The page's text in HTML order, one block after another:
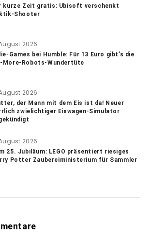
kurze Zeit gratis: Ubisoft verschenkt
Shooter
2026
Games bei Humble: Für 13 Euro gibt’s die
More-Robots-Wundertüte
2026
der Mann mit dem Eis ist da! Neuer
zwielichtiger Eiswagen-Simulator
2026
25. Jubiläum: LEGO präsentiert riesiges
Potter Zaubereiministerium für Sammler